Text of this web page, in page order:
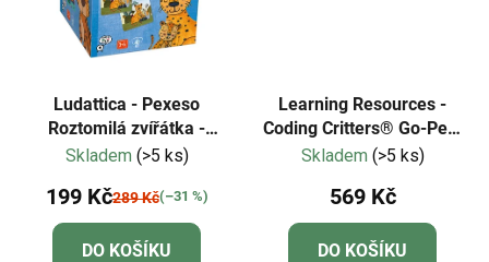
Ludattica - Pexeso
Roztomilá zvířátka -
Memo Box
Skladem (>5 ks)
199 Kč289 Kč(–31 %)
DO KOŠÍKU
Learning Resources -
Coding Critters® Go-Pets
Scrambles Fox
Skladem (>5 ks)
569 Kč
DO KOŠÍKU